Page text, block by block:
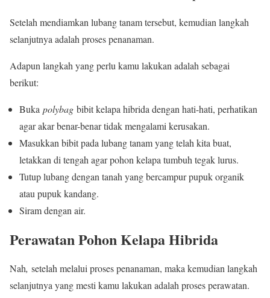
Setelah mendiamkan lubang tanam tersebut, kemudian langkah
selanjutnya adalah proses penanaman.
Adapun langkah yang perlu kamu lakukan adalah sebagai
berikut:
Buka polybag bibit kelapa hibrida dengan hati-hati, perhatikan
agar akar benar-benar tidak mengalami kerusakan.
Masukkan bibit pada lubang tanam yang telah kita buat,
letakkan di tengah agar pohon kelapa tumbuh tegak lurus.
Tutup lubang dengan tanah yang bercampur pupuk organik
atau pupuk kandang.
Siram dengan air.
Perawatan Pohon Kelapa Hibrida
Nah, setelah melalui proses penanaman, maka kemudian langkah
selanjutnya yang mesti kamu lakukan adalah proses perawatan.